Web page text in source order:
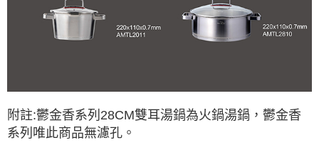
附註:鬱金香系列28CM雙耳湯鍋為火鍋湯鍋，鬱金香
系列唯此商品無濾孔。